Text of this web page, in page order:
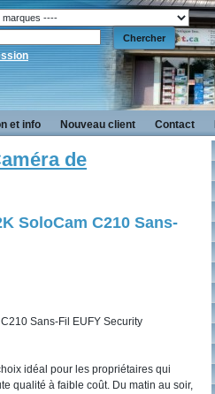
et info Nouveau client Contact
de
SoloCam C210 Sans-
Sans-Fil EUFY Security
idéal pour les propriétaires qui
qualité à faible coût. Du matin au soir,